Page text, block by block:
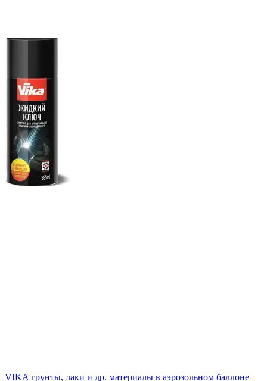
VIKA грунты, лаки и др. материалы в аэрозольном баллоне